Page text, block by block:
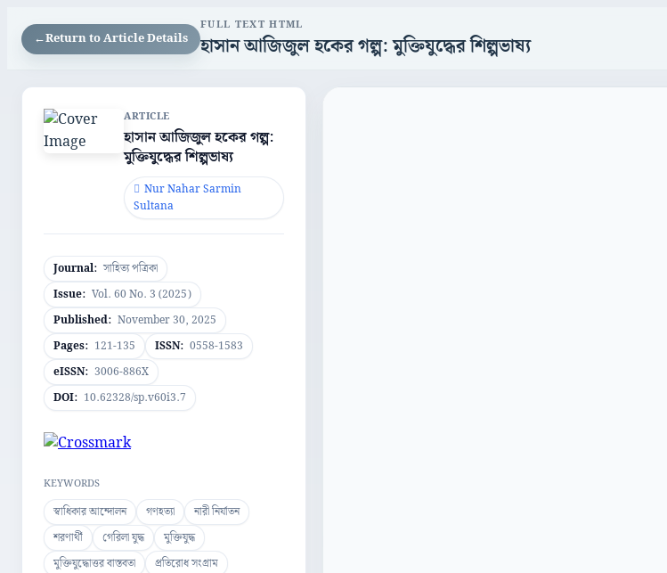
←Return to Article Details
FULL TEXT HTML
হাসান আজিজুল হকের গল্প: মুক্তিযুদ্ধের শিল্পভাষ্য
ARTICLE
হাসান আজিজুল হকের গল্প:
মুক্তিযুদ্ধের শিল্পভাষ্য
Nur Nahar Sarmin
Sultana
Journal: সাহিত্য পত্রিকা
Issue: Vol. 60 No. 3 (2025)
Published: November 30, 2025
Pages: 121-135 ISSN: 0558-1583
eISSN: 3006-886X
DOI: 10.62328/sp.v60i3.7
KEYWORDS
স্বাধিকার আন্দোলন গণহত্যা
নারী নির্যাতন
শরণার্থী
গেরিলা যুদ্ধ
মুক্তিযুদ্ধ
মুক্তিযুদ্ধোত্তর বাস্তবতা
প্রতিরোধ সংগ্রাম